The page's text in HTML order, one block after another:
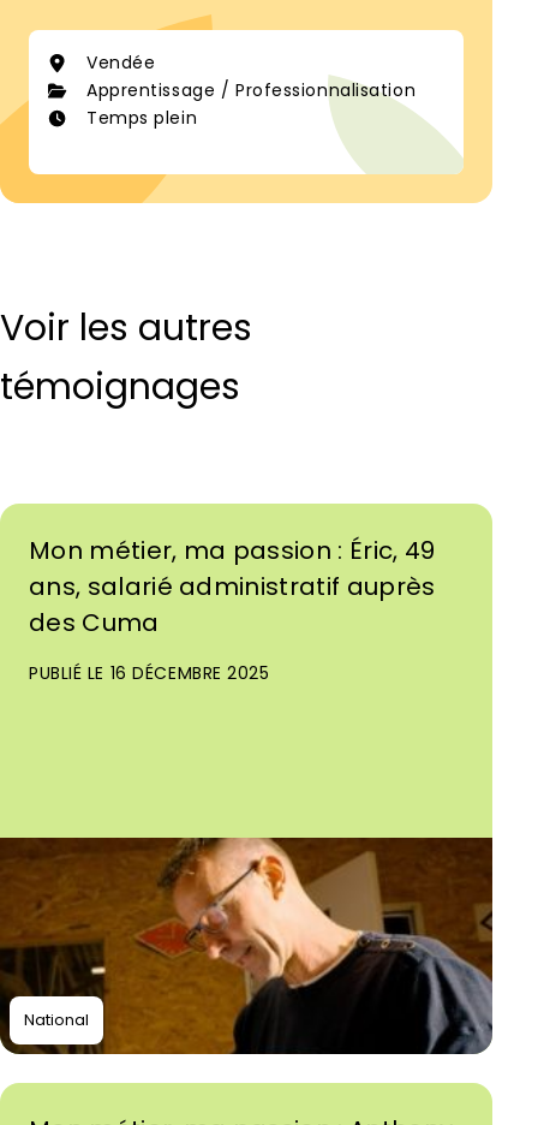
Vendée
Apprentissage / Professionnalisation
Temps plein
Voir les autres
témoignages
Mon métier, ma passion : Éric, 49
ans, salarié administratif auprès
des Cuma
PUBLIÉ LE 16 DÉCEMBRE 2025
National